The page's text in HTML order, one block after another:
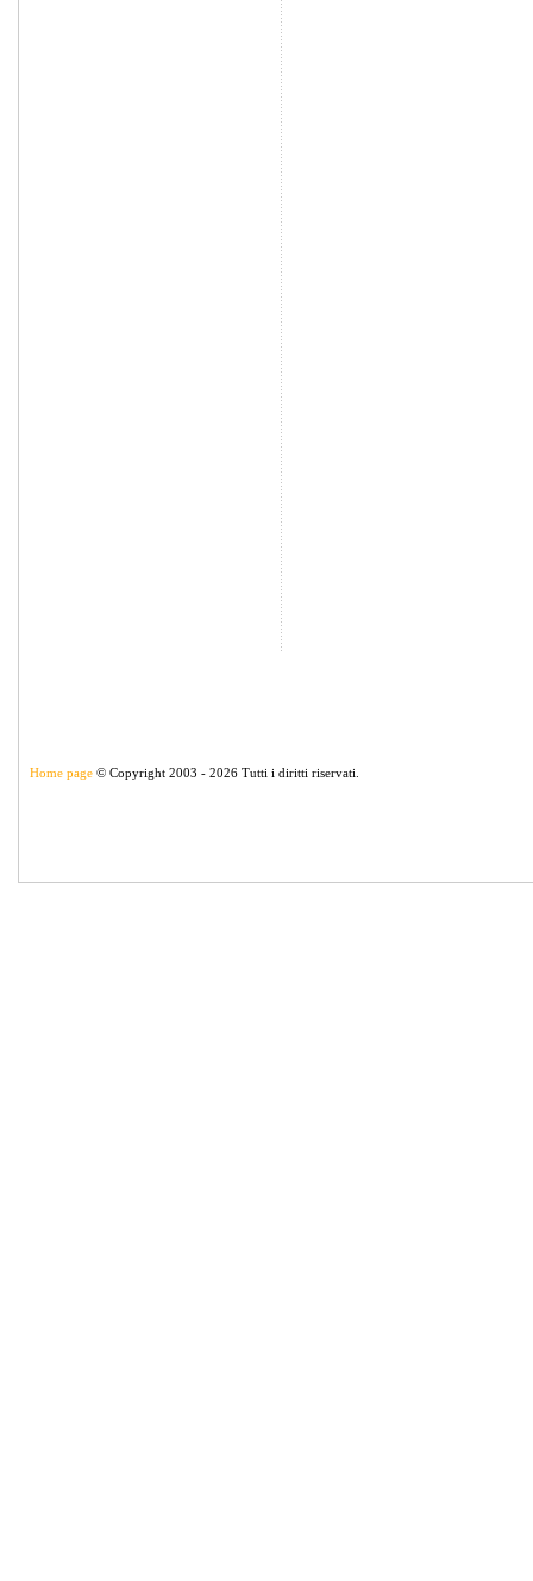
Home page © Copyright 2003 - 2026 Tutti i diritti riservati.